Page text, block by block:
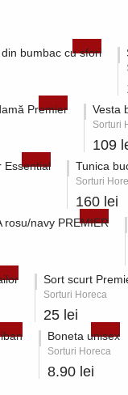
bumbac cu sfori
Premier Vesta
Sorturi
109
Essential Tunica
Sorturi
160 lei
rosu/navy PREMIER
Sort scurt
Sorturi Horeca
25 lei
Boneta unisex
Sorturi Horeca
8.90 lei